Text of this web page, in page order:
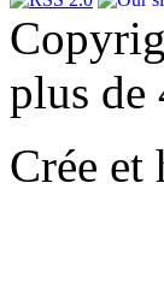
plus de
Crée et